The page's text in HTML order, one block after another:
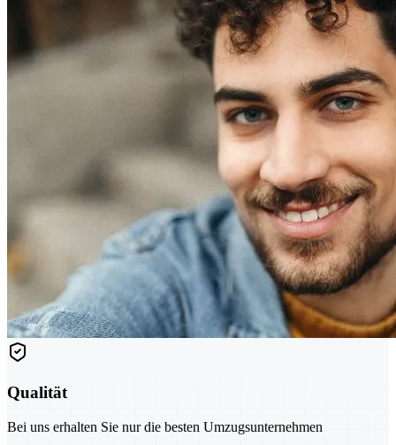
Qualität
Bei uns erhalten Sie nur die besten Umzugsunternehmen